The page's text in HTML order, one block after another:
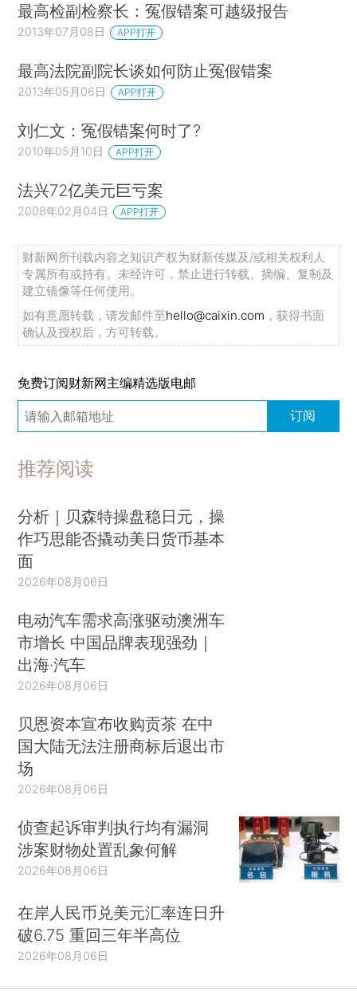
最高检副检察长：冤假错案可越级报告
2013年07月08日 APP打开
最高法院副院长谈如何防止冤假错案
2013年05月06日 APP打开
刘仁文：冤假错案何时了?
2010年05月10日 APP打开
法兴72亿美元巨亏案
2008年02月04日 APP打开
财新网所刊载内容之知识产权为财新传媒及/或相关权利人
专属所有或持有。未经许可，禁止进行转载、摘编、复制及
建立镜像等任何使用。
如有意愿转载，请发邮件至hello@caixin.com ，获得书面
确认及授权后，方可转载。
免费订阅财新网主编精选版电邮
订阅
推荐阅读
分析｜贝森特操盘稳日元，操
作巧思能否撬动美日货币基本
面
2026年08月06日
电动汽车需求高涨驱动澳洲车
市增长 中国品牌表现强劲｜
出海·汽车
2026年08月06日
贝恩资本宣布收购贡茶 在中
国大陆无法注册商标后退出市
场
2026年08月06日
侦查起诉审判执行均有漏洞
涉案财物处置乱象何解
2026年08月06日
在岸人民币兑美元汇率连日升
破6.75 重回三年半高位
2026年08月06日